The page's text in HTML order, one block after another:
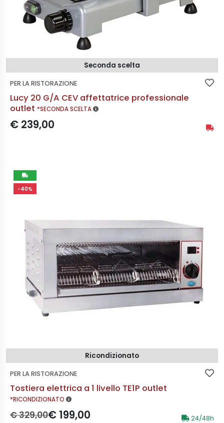
Seconda scelta
PER LA RISTORAZIONE
Lucy 20 G/A CEV affettatrice professionale
outlet *SECONDA SCELTA
Prezzo scontato:
€ 239,00
-40%
Ricondizionato
PER LA RISTORAZIONE
Tostiera elettrica a 1 livello TE1P outlet
*RICONDIZIONATO
Prezzo originale:
€ 329,00Prezzo scontato:
€ 199,00 24/48h